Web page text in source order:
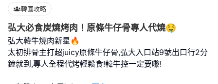
韓國攻略
弘大必食炭燒烤肉！原條牛仔骨專人代燒🤤
弘大韓牛燒肉新星🔥
太初排骨主打超juicy原條牛仔骨,弘大入口站9號出口行2分
鐘就到,專人全程代烤輕鬆食!韓牛控一定要嚟!